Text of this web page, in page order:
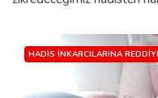
HADIS İNKARCILARINA